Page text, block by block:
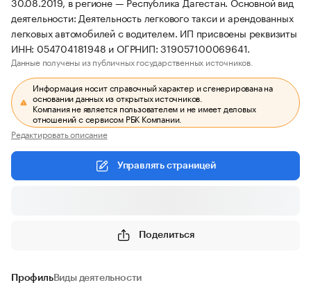
деятельности: Деятельность легкового такси и арендованных
легковых автомобилей с водителем. ИП присвоены реквизиты
ИНН: 054704181948 и ОГРНИП: 319057100069641.
Данные получены из публичных государственных источников.
Информация носит справочный характер и сгенерирована на
основании данных из открытых источников.
Компания не является пользователем и не имеет деловых
отношений с сервисом РБК Компании.
Редактировать описание
Управлять страницей
Поделиться
ПрофильВиды деятельности